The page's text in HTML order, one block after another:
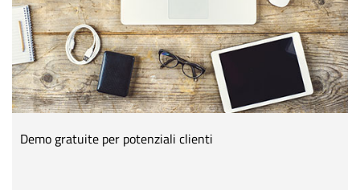
Demo gratuite per potenziali clienti